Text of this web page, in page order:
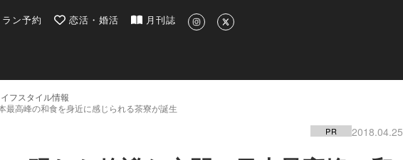
ダー | 最新のグルメ、洗練されたライフスタイル情報
ラン予約 恋活・婚活 月刊誌
フスタイル情報
最高峰の和食を身近に感じられる茶寮が誕生
PR 2018.04.25